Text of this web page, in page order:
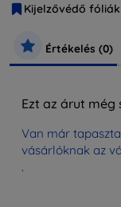
Kijelzővédő fóliák
Értékelés (0)
Ezt az árut még
Van már
vásárlóknak az
.